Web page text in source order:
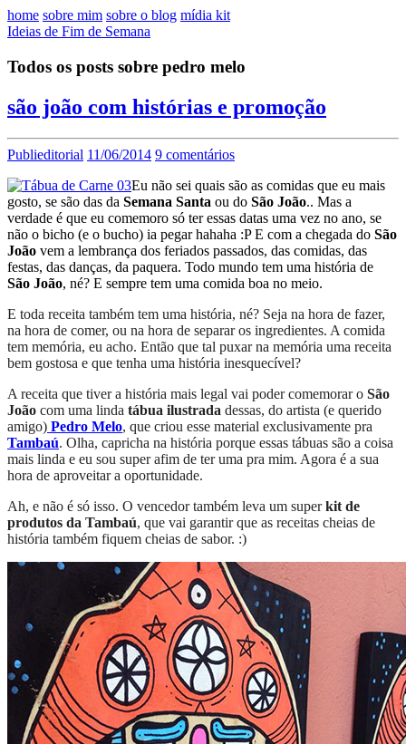
home sobre mim sobre o blog mídia kit
Ideias de Fim de Semana
Todos os posts sobre pedro melo
são joão com histórias e promoção
Publieditorial 11/06/2014 9 comentários
Eu não sei quais são as comidas que eu mais
gosto, se são das da Semana Santa ou do São João.. Mas a
verdade é que eu comemoro só ter essas datas uma vez no ano, se
não o bicho (e o bucho) ia pegar hahaha :P E com a chegada do São
João vem a lembrança dos feriados passados, das comidas, das
festas, das danças, da paquera. Todo mundo tem uma história de
São João, né? E sempre tem uma comida boa no meio.
E toda receita também tem uma história, né? Seja na hora de fazer,
na hora de comer, ou na hora de separar os ingredientes. A comida
tem memória, eu acho. Então que tal puxar na memória uma receita
bem gostosa e que tenha uma história inesquecível?
A receita que tiver a história mais legal vai poder comemorar o São
João com uma linda tábua ilustrada dessas, do artista (e querido
amigo) Pedro Melo, que criou esse material exclusivamente pra
Tambaú. Olha, capricha na história porque essas tábuas são a coisa
mais linda e eu sou super afim de ter uma pra mim. Agora é a sua
hora de aproveitar a oportunidade.
Ah, e não é só isso. O vencedor também leva um superkit de
produtos da Tambaú, que vai garantir que as receitas cheias de
história também fiquem cheias de sabor. :)